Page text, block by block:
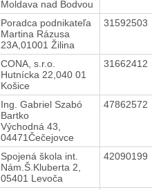
Moldava nad Bodvou
Poradca podnikateľa
Martina Rázusa
23A,01001 Žilina
31592503
CONA, s.r.o.
Hutnícka 22,040 01
Košice
31662412
Ing. Gabriel Szabó
Bartko
Východná 43,
04471Čečejovce
47862572
Spojená škola int.
Nám.Š.Kluberta 2,
05401 Levoča
42090199